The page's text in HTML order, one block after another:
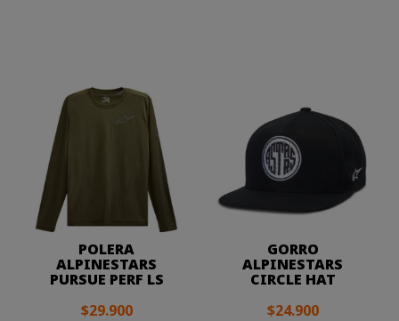
POLERA
ALPINESTARS
PURSUE PERF LS
$29.900
GORRO
ALPINESTARS
CIRCLE HAT
$24.900